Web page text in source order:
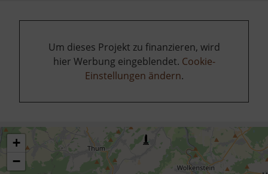
Um dieses Projekt zu finanzieren, wird
hier Werbung eingeblendet. Cookie-
Einstellungen ändern.
+
−